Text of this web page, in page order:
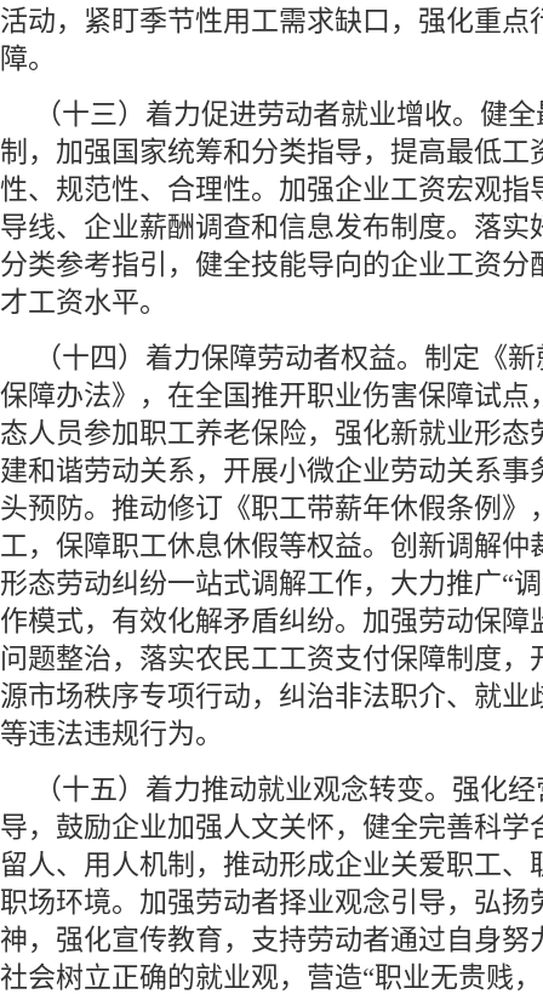
活动，紧盯季节性用工需求缺口，强化重点
障。
（十三）着力促进劳动者就业增收。健
制，加强国家统筹和分类指导，提高最低工
性、规范性、合理性。加强企业工资宏观指
导线、企业薪酬调查和信息发布制度。落实
分类参考指引，健全技能导向的企业工资分
才工资水平。
（十四）着力保障劳动者权益。制定《
保障办法》，在全国推开职业伤害保障试点
态人员参加职工养老保险，强化新就业形态
建和谐劳动关系，开展小微企业劳动关系事
头预防。推动修订《职工带薪年休假条例》
工，保障职工休息休假等权益。创新调解仲
形态劳动纠纷一站式调解工作，大力推广“
作模式，有效化解矛盾纠纷。加强劳动保障
问题整治，落实农民工工资支付保障制度，
源市场秩序专项行动，纠治非法职介、就业
等违法违规行为。
（十五）着力推动就业观念转变。强化
导，鼓励企业加强人文关怀，健全完善科学
留人、用人机制，推动形成企业关爱职工、
职场环境。加强劳动者择业观念引导，弘扬
神，强化宣传教育，支持劳动者通过自身努
社会树立正确的就业观，营造“职业无贵贱